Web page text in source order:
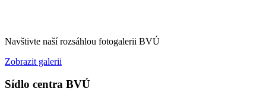
Navštivte naší rozsáhlou fotogalerii BVÚ
Zobrazit galerii
Sídlo centra BVÚ